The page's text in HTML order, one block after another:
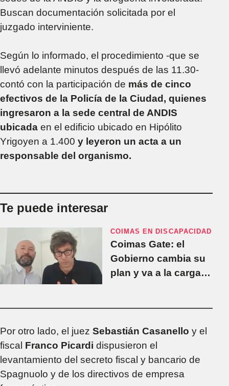
Buscan documentación solicitada por el
juzgado interviniente.
Según lo informado, el procedimiento -que se
llevó adelante minutos después de las 11.30-
contó con la participación de más de cinco
efectivos de la Policía de la Ciudad, quienes
ingresaron a la sede central de ANDIS
ubicada en el edificio ubicado en Hipólito
Yrigoyen a 1.400 y leyeron un acta a un
responsable del organismo.
Te puede interesar
COIMAS EN DISCAPACIDAD
Coimas Gate: el
Gobierno cambia su
plan y va a la carga
Por otro lado, el juez Sebastián Casanello y el
fiscal Franco Picardi dispusieron el
levantamiento del secreto fiscal y bancario de
Spagnuolo y de los directivos de empresa